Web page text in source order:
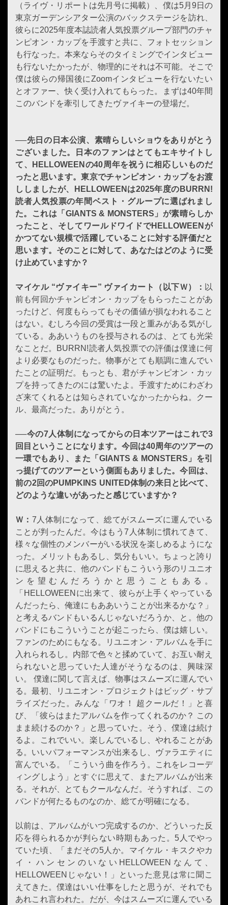
（ライヴ・リポートは先月号に掲載）、僕は5月9日の
東京ガーデンシアター公演のバックステージを訪れ、
彼らに2025年度本誌読者人気投票グループ部門のチャ
ンピオン・カップを手渡すと共に、フォトセッション
も行なった。本来ならそのタイミングでインタビュー
も行ないたかったが、物理的にそれは不可能。そこで
僕は彼らの帰国後にZoomインタビューを行ないたい
とオファー、快く受け入れてもらった。まずは40年間
このバンドを牽引してきたヴァイキーの登場だ。
──先日の日本公演、素晴らしいショウをありがとう
ございました。日本のファンはとてもエキサイトし
て、HELLOWEENの40周年を祝うに相応しいものだ
ったと思います。東京でチャンピオン・カップをお渡
ししましたが、HELLOWEENは2025年度のBURRN!
読者人気投票の年間ベスト・グループに選ばれまし
た。これは「GIANTS & MONSTERS」が素晴らしか
ったこと、そしてワールドワイドでHELLOWEENが
かつてない規模で活躍していることに対する評価だと
思います。そのことに対して、あなたはどのように受
け止めていますか？
マイケル “ヴァイキー” ヴァイカート（以下Ｗ）： 以
前も何回かチャンピオン・カップをもらったことがあ
ったけど、何度もらってもその価値が損なわれること
はない。むしろ今回の受賞は一段と重みがある気がし
ている。ああいうものを授与されるのは、とても光栄
なことだ。BURRN!読者人気投票での評価は僕達に何
より必要なものだった。物事がとても順調に進んでい
たことの証明だ。もっとも、君がチャンピオン・カッ
プを持ってきたのには驚いたよ。手渡すためにわざわ
ざ来てくれるとは知らされていなかったからね。クー
ル、最高だった。ありがとう。
──今の7人体制になってからの日本ツアーはこれで3
回目ということになります。今回は40周年のツアーの
一環でもあり、また「GIANTS & MON­STERS」を引
っ提げてのツアーという側面もありました。今回は、
前の2回のPUMPKINS UNI­TED体制の来日と比べて、
どのような違いがあったと感じていますか？
Ｗ： 7人体制になって、総てがスムーズに運んでいる
ことが判ったんだ。今はもう7人体制に慣れてきて、
様々な個性のメンバーがいる状況を楽しめるようにな
った。メリットもあるし、気分もいい。ちょっと誇り
に思えると共に、他のバンドもこういう形のリユニオ
ンを望むんだろうかと思うこともある。
「HELLOWEENに出来て、彼らが上手くやっている
んだったら、俺達にもああいうことが出来るかな？」
と考えるバンドもいるんじゃないだろうか、と。他の
バンドにもこういうことが起こったら、僕は嬉しい。
ファンのためにもなる。リユニオン・アルバムを手に
入れられるし。内部で色々と揉めていて、お互い耐え
られないと思っていた人達がそうなるのは、興味深
い。 僕達に関して言えば、物事はスムーズに運んでい
る。最初、リユニオン・プロジェクトはビッグ・サプ
ライズだった。みんな「ワオ！ 超クールだ！」と喜
び、「彼らはまたアルバムを作ってくれるのか？ この
まま続けるのか？」と思っていた。そう、僕達は続け
るよ。これでいい。楽しんでいるし、やれることがあ
る。いいパフォーマンスが出来るし、ヴァラエティに
富んでいる。「こういう曲を作ろう。これをレコーデ
ィングしよう」とすぐに思えて、またアルバムが出来
る。それが、とてもクールなんだ。そうすれば、この
バンドが何たるものなのか、総てが明確になる。
以前は、アルバムがいつ完成するのか、どういった反
応を得られるかが判らない時期もあった。5人でやっ
ていた頃、「まだその5人か。マイケル・キスクやカ
イ・ハンセンのいないHELLOWEENなんて、
HELLOWEENじゃない！」といった意見は常に聞こ
えてきた。僕達はいい仕事をしたと思うが、それでも
あれこれ言われた。だが、今はスムーズに運んでいる